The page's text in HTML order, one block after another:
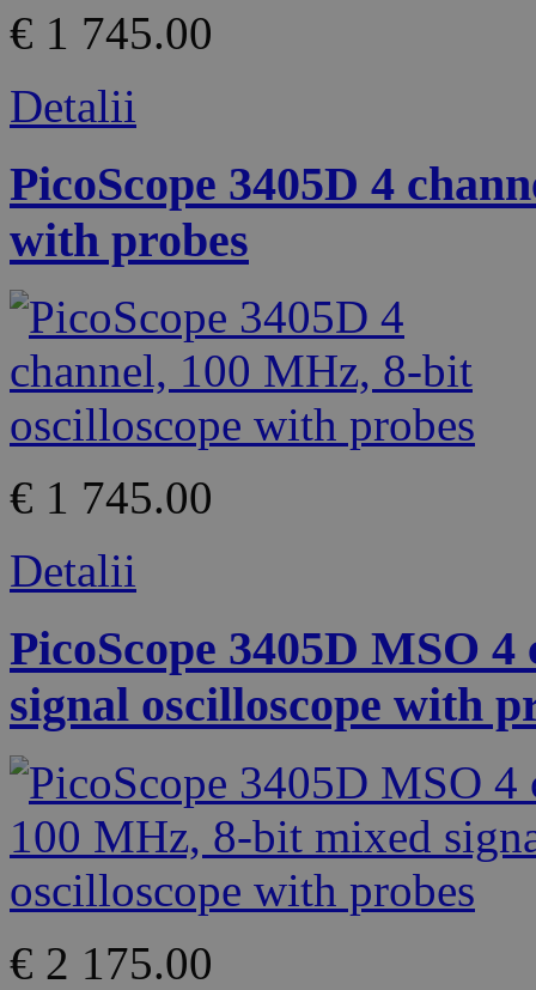
€ 1 745.00
Detalii
PicoScope 3405D 4
with probes
€ 1 745.00
Detalii
PicoScope 3405D MSO
signal oscilloscope with
€ 2 175.00